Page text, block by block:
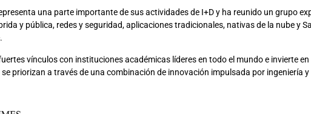
una parte importante de sus actividades de I+D y ha reunido un grupo
y pública, redes y seguridad, aplicaciones tradicionales, nativas de la nube y
vínculos con instituciones académicas líderes en todo el mundo e invierte
priorizan a través de una combinación de innovación impulsada por ingeniería